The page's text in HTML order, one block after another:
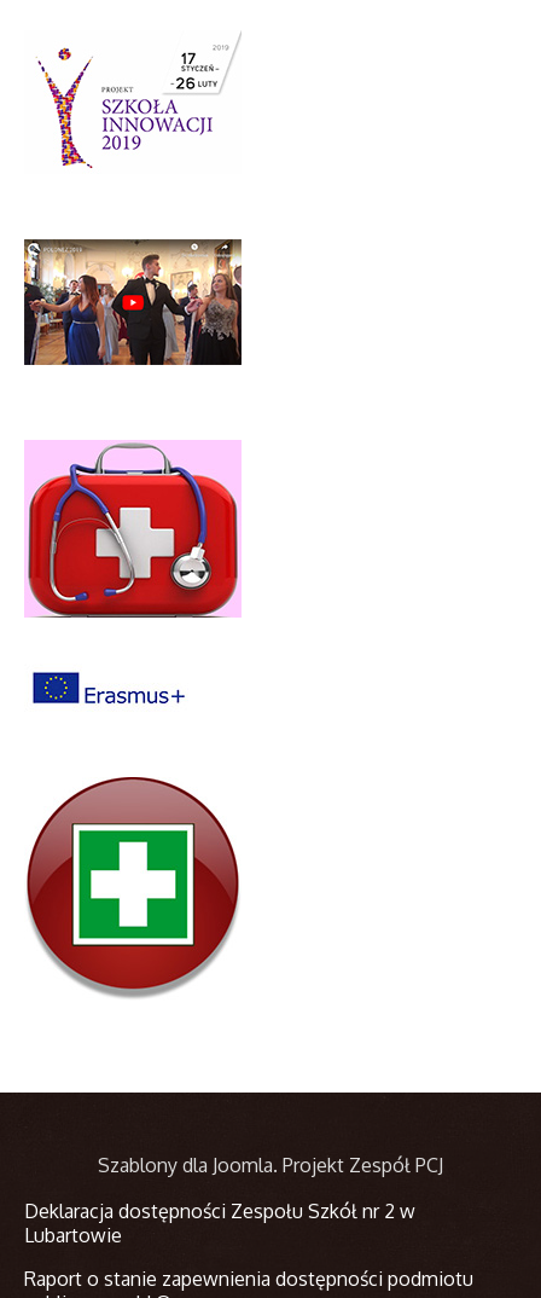
Szablony dla Joomla. Projekt Zespół PCJ
Deklaracja dostępności Zespołu Szkół nr 2 w
Lubartowie
Raport o stanie zapewnienia dostępności podmiotu